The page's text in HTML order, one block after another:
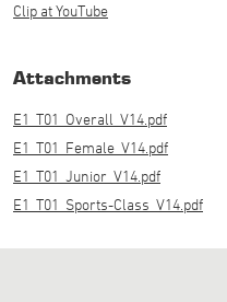
Clip at YouTube
Attachments
E1_T01_Overall_V14.pdf
E1_T01_Female_V14.pdf
E1_T01_Junior_V14.pdf
E1_T01_Sports-Class_V14.pdf